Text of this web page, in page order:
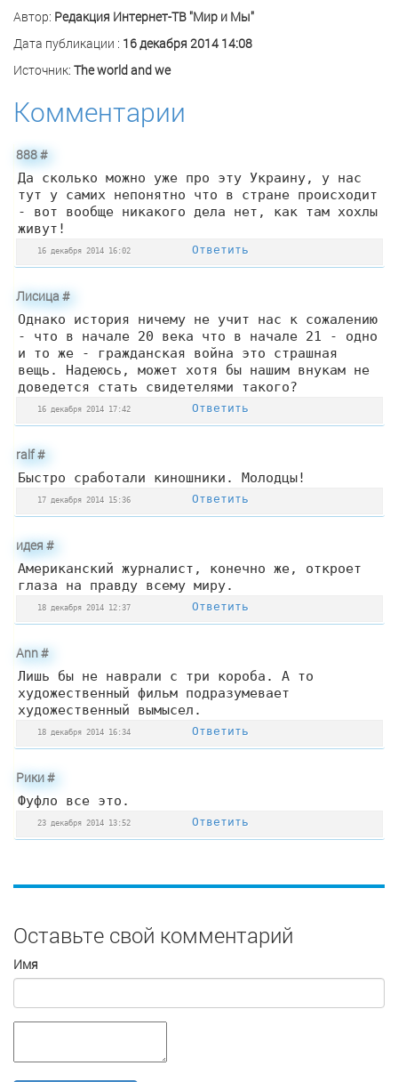
Автор: Редакция Интернет-ТВ "Мир и Мы"
Дата публикации : 16 декабря 2014 14:08
Источник: The world and we
Комментарии
888#
Да сколько можно уже про эту Украину, у нас
тут у самих непонятно что в стране происходит
- вот вообще никакого дела нет, как там хохлы
живут!
16 декабря 2014 16:02 Ответить
Лисица#
Однако история ничему не учит нас к сожалению
- что в начале 20 века что в начале 21 - одно
и то же - гражданская война это страшная
вещь. Надеюсь, может хотя бы нашим внукам не
доведется стать свидетелями такого?
16 декабря 2014 17:42 Ответить
ralf#
Быстро сработали киношники. Молодцы!
17 декабря 2014 15:36 Ответить
идея#
Американский журналист, конечно же, откроет
глаза на правду всему миру.
18 декабря 2014 12:37 Ответить
Аnn#
Лишь бы не наврали с три короба. А то
художественный фильм подразумевает
художественный вымысел.
18 декабря 2014 16:34 Ответить
Рики#
Фуфло все это.
23 декабря 2014 13:52 Ответить
Оставьте свой комментарий
Имя